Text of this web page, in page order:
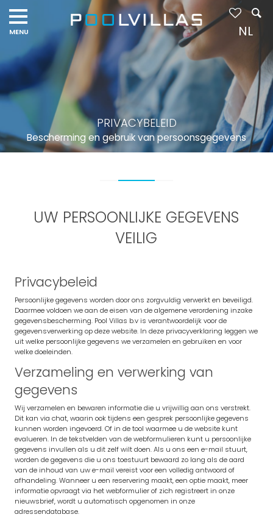
PRIVACYBELEID
Bescherming en gebruik van persoonsgegevens
UW PERSOONLIJKE GEGEVENS
VEILIG
Privacybeleid
Persoonlijke gegevens worden door ons zorgvuldig verwerkt en beveiligd.
Daarmee voldoen we aan de eisen van de algemene verordening inzake
gegevensbescherming. Pool Villas b.v is verantwoordelijk voor de
gegevensverwerking op deze website. In deze privacyverklaring leggen we
uit welke persoonlijke gegevens we verzamelen en gebruiken en voor
welke doeleinden.
Verzameling en verwerking van
gegevens
Wij verzamelen en bewaren informatie die u vrijwillig aan ons verstrekt.
Dit kan via chat, waarin ook tijdens een gesprek persoonlijke gegevens
kunnen worden ingevoerd. Of in de tool waarmee u de website kunt
evalueren. In de tekstvelden van de webformulieren kunt u persoonlijke
gegevens invullen als u dit zelf wilt doen. Als u ons een e-mail stuurt,
worden de gegevens die u ons toestuurt bewaard zo lang als de aard
van de inhoud van uw e-mail vereist voor een volledig antwoord of
afhandeling. Wanneer u een reservering maakt, een optie maakt, meer
informatie opvraagt via het webformulier of zich registreert in onze
nieuwsbrief, wordt u automatisch opgenomen in onze
adressendatabase.
NL